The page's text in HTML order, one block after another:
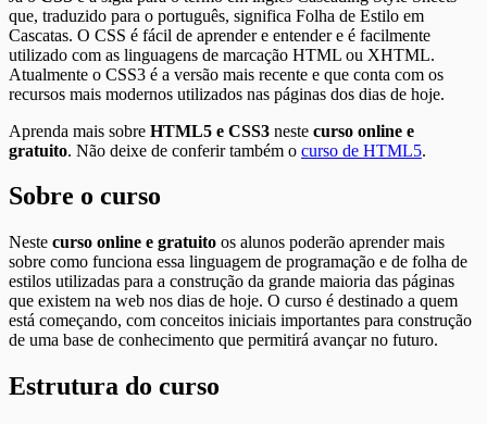
que, traduzido para o português, significa Folha de Estilo em
Cascatas. O CSS é fácil de aprender e entender e é facilmente
utilizado com as linguagens de marcação HTML ou XHTML.
Atualmente o CSS3 é a versão mais recente e que conta com os
recursos mais modernos utilizados nas páginas dos dias de hoje.
Aprenda mais sobre HTML5 e CSS3 neste curso online e
gratuito. Não deixe de conferir também o curso de HTML5.
Sobre o curso
Neste curso online e gratuito os alunos poderão aprender mais
sobre como funciona essa linguagem de programação e de folha de
estilos utilizadas para a construção da grande maioria das páginas
que existem na web nos dias de hoje. O curso é destinado a quem
está começando, com conceitos iniciais importantes para construção
de uma base de conhecimento que permitirá avançar no futuro.
Estrutura do curso